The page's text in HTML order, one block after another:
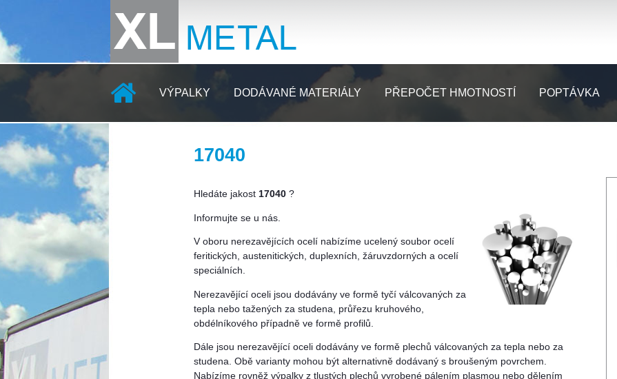
VÝPALKY DODÁVANÉ MATERIÁLY PŘEPOČET HMOTNOSTÍ POPTÁVKA
17040
Hledáte jakost 17040 ?
Informujte se u nás.
V oboru nerezavějících ocelí nabízíme ucelený soubor ocelí
feritických, austenitických, duplexních, žáruvzdorných a ocelí
speciálních.
Nerezavějící oceli jsou dodávány ve formě tyčí válcovaných za
tepla nebo tažených za studena, průřezu kruhového,
obdélníkového případně ve formě profilů.
Dále jsou nerezavějící oceli dodávány ve formě plechů válcovaných za tepla nebo za
studena. Obě varianty mohou být alternativně dodávaný s broušeným povrchem.
Nabízíme rovněž výpalky z tlustých plechů vyrobené pálením plasmou nebo dělením